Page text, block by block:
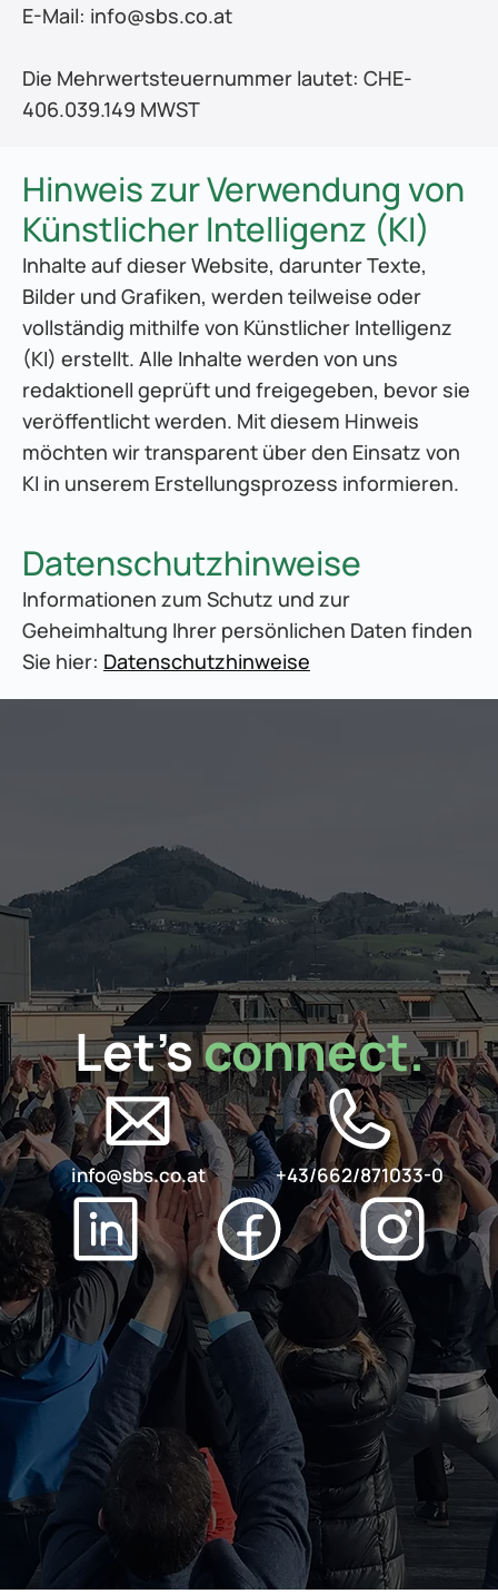
E-Mail: info@sbs.co.at
Die Mehrwertsteuernummer lautet: CHE-
406.039.149 MWST
Hinweis zur Verwendung von
Künstlicher Intelligenz (KI)
Inhalte auf dieser Website, darunter Texte,
Bilder und Grafiken, werden teilweise oder
vollständig mithilfe von Künstlicher Intelligenz
(KI) erstellt. Alle Inhalte werden von uns
redaktionell geprüft und freigegeben, bevor sie
veröffentlicht werden. Mit diesem Hinweis
möchten wir transparent über den Einsatz von
KI in unserem Erstellungsprozess informieren.
Datenschutzhinweise
Informationen zum Schutz und zur
Geheimhaltung Ihrer persönlichen Daten finden
Sie hier: Datenschutzhinweise
Let's connect.
info@sbs.co.at +43/662/871033-0